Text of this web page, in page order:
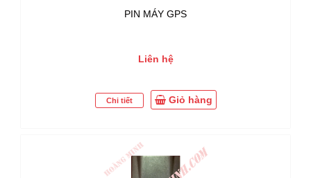
PIN MÁY GPS
Liên hệ
Chi tiết Giỏ hàng